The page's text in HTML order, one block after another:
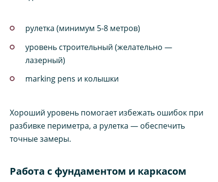
рулетка (минимум 5-8 метров)
уровень строительный (желательно —
лазерный)
marking pens и колышки
Хороший уровень помогает избежать ошибок при
разбивке периметра, а рулетка — обеспечить
точные замеры.
Работа с фундаментом и каркасом